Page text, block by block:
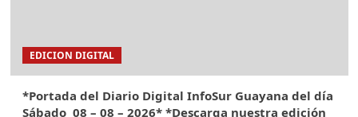
EDICION DIGITAL
*Portada del Diario Digital InfoSur Guayana del día
Sábado 08 – 08 – 2026* *Descarga nuestra edición